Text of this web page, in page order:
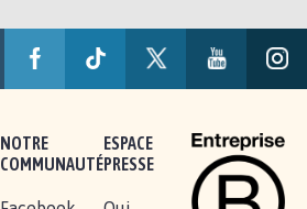
NOTRE
COMMUNAUTÉ
ESPACE
PRESSE